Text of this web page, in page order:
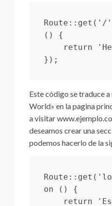
Route::get('/
() {
});
Este código se traduce
World» en la pagina
a visitar
deseamos crear una
podemos hacerlo de la
on () {